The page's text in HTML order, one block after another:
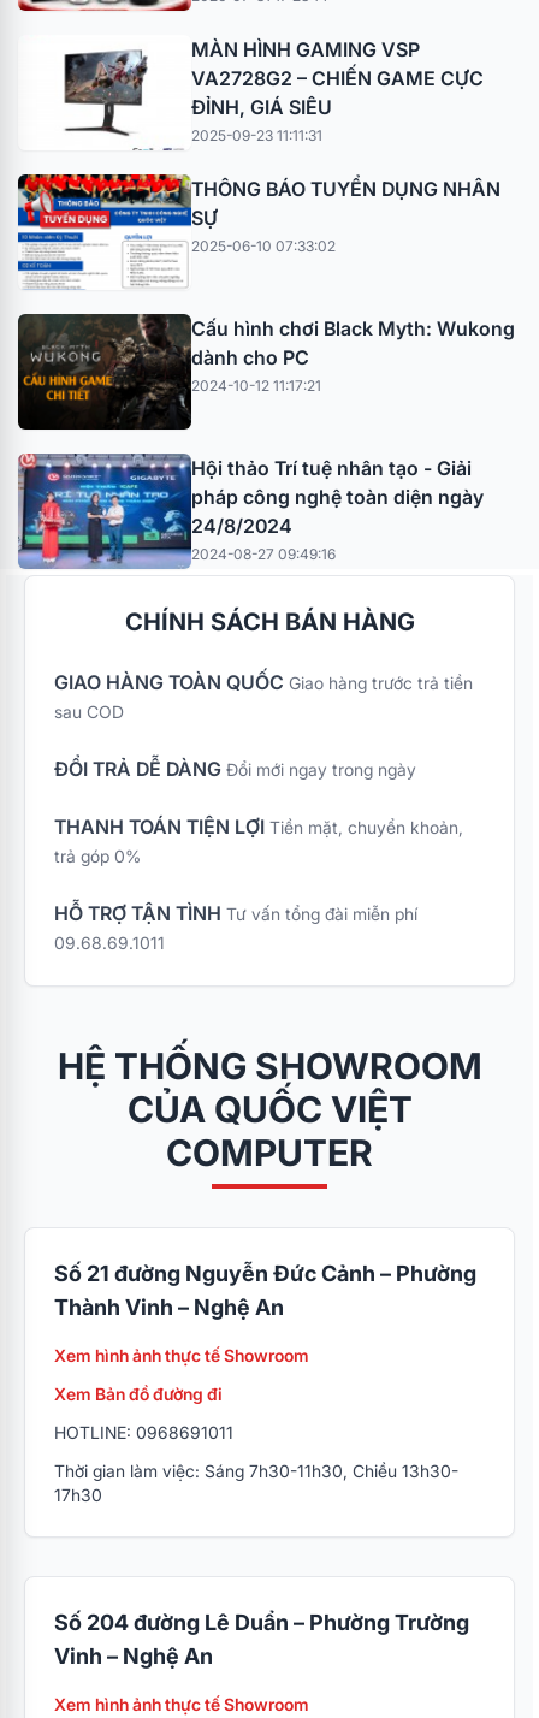
MÀN HÌNH GAMING VSP
VA2728G2 – CHIẾN GAME CỰC
ĐỈNH, GIÁ SIÊU
2025-09-23 11:11:31
THÔNG BÁO TUYỂN DỤNG NHÂN
SỰ
2025-06-10 07:33:02
Cấu hình chơi Black Myth: Wukong
dành cho PC
2024-10-12 11:17:21
Hội thảo Trí tuệ nhân tạo - Giải
pháp công nghệ toàn diện ngày
24/8/2024
2024-08-27 09:49:16
CHÍNH SÁCH BÁN HÀNG
GIAO HÀNG TOÀN QUỐC Giao hàng trước trả tiền
sau COD
ĐỔI TRẢ DỄ DÀNG Đổi mới ngay trong ngày
THANH TOÁN TIỆN LỢI Tiền mặt, chuyển khoản,
trả góp 0%
HỖ TRỢ TẬN TÌNH Tư vấn tổng đài miễn phí
09.68.69.1011
HỆ THỐNG SHOWROOM
CỦA QUỐC VIỆT
COMPUTER
Số 21 đường Nguyễn Đức Cảnh – Phường
Thành Vinh – Nghệ An
Xem hình ảnh thực tế Showroom
Xem Bản đồ đường đi
HOTLINE: 0968691011
Thời gian làm việc: Sáng 7h30-11h30, Chiều 13h30-
17h30
Số 204 đường Lê Duẩn – Phường Trường
Vinh – Nghệ An
Xem hình ảnh thực tế Showroom